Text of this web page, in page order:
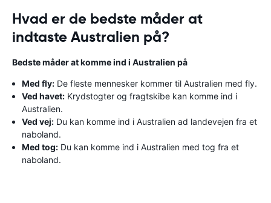
Hvad er de bedste måder at
indtaste Australien på?
Bedste måder at komme ind i Australien på
Med fly: De fleste mennesker kommer til Australien med fly.
Ved havet: Krydstogter og fragtskibe kan komme ind i
Australien.
Ved vej: Du kan komme ind i Australien ad landevejen fra et
naboland.
Med tog: Du kan komme ind i Australien med tog fra et
naboland.